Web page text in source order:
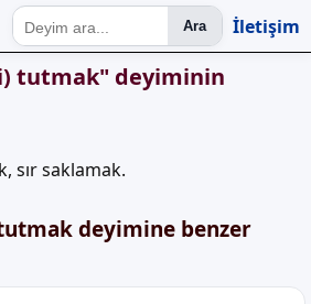
Ara İletişim
tutmak" deyiminin
sır saklamak.
tutmak deyimine benzer